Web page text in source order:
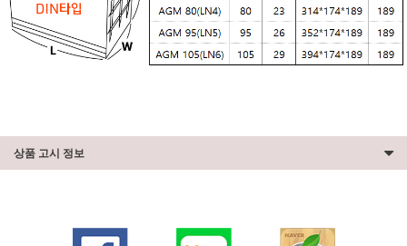
상품 고시 정보